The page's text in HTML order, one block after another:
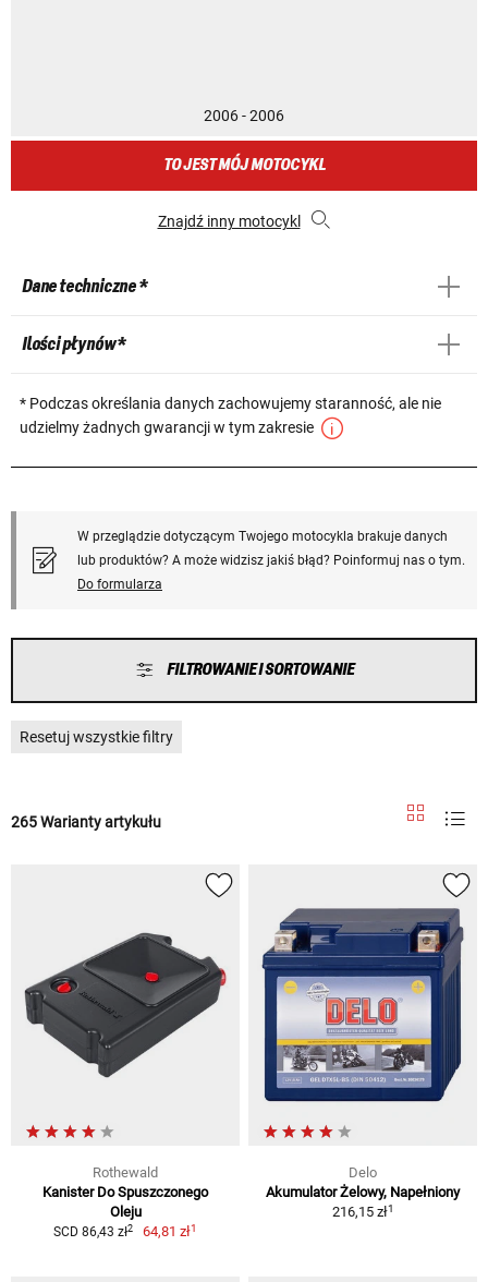
2006 - 2006
TO JEST MÓJ MOTOCYKL
Znajdź inny motocykl
Dane techniczne *
Ilości płynów *
* Podczas określania danych zachowujemy staranność, ale nie
udzielmy żadnych gwarancji w tym zakresie
W przeglądzie dotyczącym Twojego motocykla brakuje danych
lub produktów? A może widzisz jakiś błąd? Poinformuj nas o tym.
Do formularza
FILTROWANIE I SORTOWANIE
Resetuj wszystkie filtry
265 Warianty artykułu
Rothewald
Kanister Do Spuszczonego
Oleju
SCD 86,43 zł2 64,81 zł1
Delo
Akumulator Żelowy, Napełniony
216,15 zł1